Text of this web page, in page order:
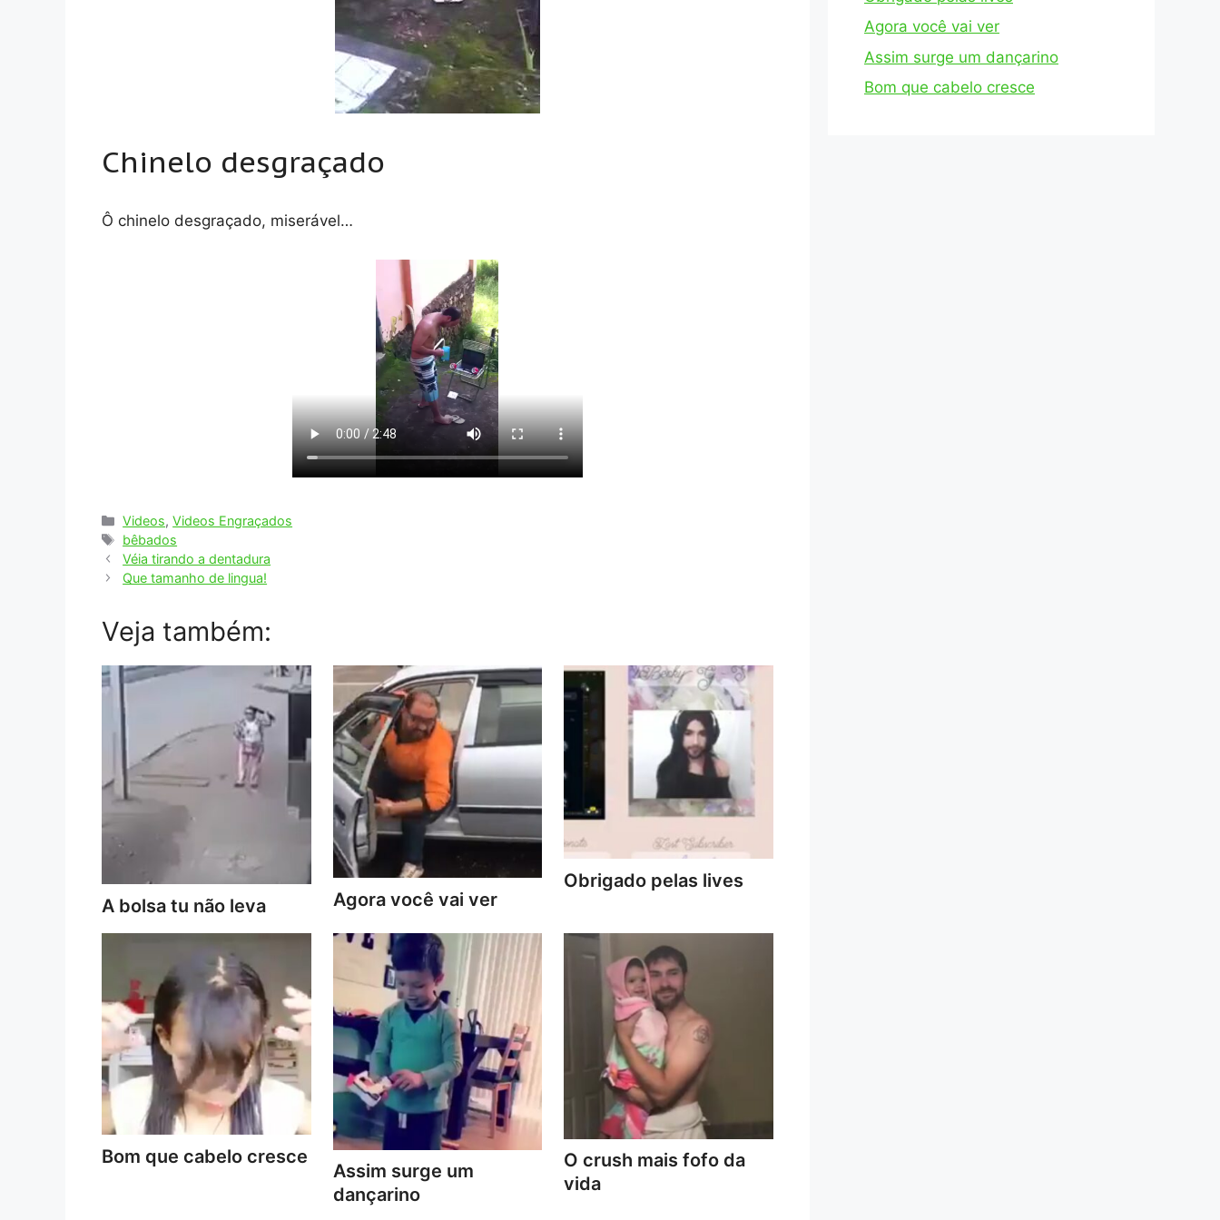
Chinelo desgraçado
Ô chinelo desgraçado, miserável…
Categorias
Videos,Videos Engraçados
Tags
bêbados
Véia tirando a dentadura
Que tamanho de lingua!
Veja também:
A bolsa tu não leva Agora você vai ver
Obrigado pelas lives
Bom que cabelo cresce
Assim surge um
dançarino
O crush mais fofo da
vida
Agora você vai ver
Assim surge um dançarino
Bom que cabelo cresce